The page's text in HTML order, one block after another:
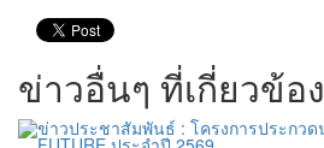
ข่าวอื่นๆ ที่เกี่ยวข้อง